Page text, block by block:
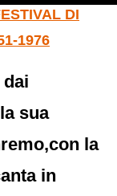
DI
1976
sua
la
in